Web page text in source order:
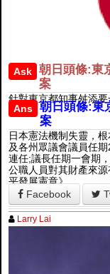
Ask
朝日頭條:東
案
針對東京都知事舛添
Ans
朝日頭條:東
案
日本憲法機制失靈，
及各州眾議會議員任
連任;議長任期一會期
公職人員對其財產來
平發展憲章》。
Facebook
Larry Lai